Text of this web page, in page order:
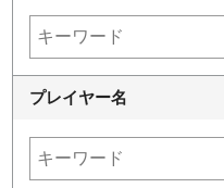
プレイヤー名